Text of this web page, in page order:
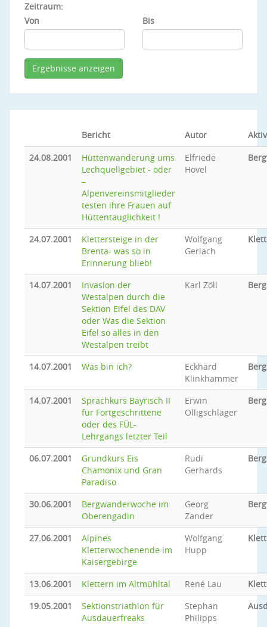
Zeitraum:
Von
Bis
Bericht Autor
24.08.2001
Hüttenwanderung ums
Lechquellgebiet - oder
–
Alpenvereinsmitglieder
testen ihre Frauen auf
Hüttentauglichkeit !
Elfriede
Hövel
24.07.2001
Klettersteige in der
Brenta- was so in
Erinnerung blieb!
Wolfgang
Gerlach
14.07.2001
Invasion der
Westalpen durch die
Sektion Eifel des DAV
oder Was die Sektion
Eifel so alles in den
Westalpen treibt
Karl Zöll
14.07.2001 Was bin ich?
Eckhard
Klinkhammer
14.07.2001
Sprachkurs Bayrisch II
für Fortgeschrittene
oder des FÜL-
Lehrgangs letzter Teil
Erwin
Olligschläger
06.07.2001
Grundkurs Eis
Chamonix und Gran
Paradiso
Rudi
Gerhards
30.06.2001
Bergwanderwoche im
Oberengadin
Georg
Zander
27.06.2001
Alpines
Kletterwochenende im
Kaisergebirge
Wolfgang
Hupp
13.06.2001 Klettern im Altmühltal René Lau
19.05.2001
Sektionstriathlon für
Ausdauerfreaks
Stephan
Philipps